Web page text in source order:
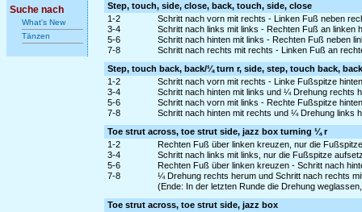
Suche nach
What's New
Tänzen
Step, touch, side, close, back, touch, side, close
1-2
Schritt nach vorn mit rechts - Linken Fuß neben
3-4
Schritt nach links mit links - Rechten Fuß an linken
5-6
Schritt nach hinten mit links - Rechten Fuß neben
7-8
Schritt nach rechts mit rechts - Linken Fuß an
Step, touch back, back/¼ turn r, side, step, touch back,
1-2
Schritt nach vorn mit rechts - Linke Fußspitze
3-4
Schritt nach hinten mit links und ¼ Drehung rechts
5-6
Schritt nach vorn mit links - Rechte Fußspitze
7-8
Schritt nach hinten mit rechts und ¼ Drehung links
Toe strut across, toe strut side, jazz box turning ¼ r
1-2
Rechten Fuß über linken kreuzen, nur die
3-4
Schritt nach links mit links, nur die Fußspitze
5-6
Rechten Fuß über linken kreuzen - Schritt nach
7-8
¼ Drehung rechts herum und Schritt nach rechts
(Ende: In der letzten Runde die Drehung
Toe strut across, toe strut side, jazz box